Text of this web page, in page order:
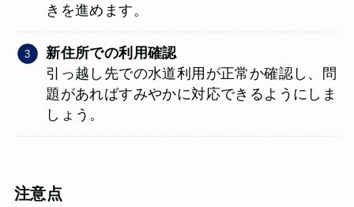
きを進めます。
新住所での利用確認
引っ越し先での水道利用が正常か確認し、問
題があればすみやかに対応できるようにしま
しょう。
注意点